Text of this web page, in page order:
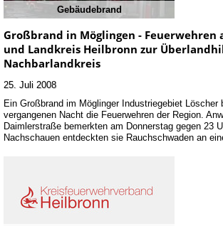
Gebäudebrand
Großbrand in Möglingen - Feuerwehren
und Landkreis Heilbronn zur
Nachbarlandkreis
25. Juli 2008
Ein Großbrand im Möglinger Industriegebiet Löscher
vergangenen Nacht die Feuerwehren der Region.
Daimlerstraße bemerkten am Donnerstag gegen 23
Nachschauen entdeckten sie Rauchschwaden an